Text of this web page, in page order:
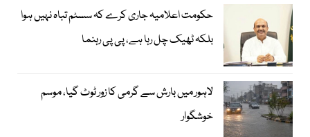
حکومت اعلامیہ جاری کرے کہ سسٹم تباہ نہیں ہوا
بلکہ ٹھیک چل رہا ہے، پی پی رہنما
لاہور میں بارش سے گرمی کا زور ٹوٹ گیا، موسم
خوشگوار